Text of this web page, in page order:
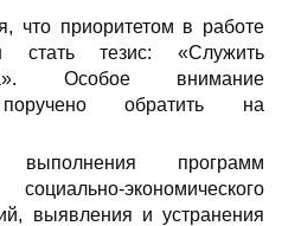
что приоритетом в работе
стать тезис: «Служить
Особое внимание
поручено обратить на
выполнения программ
экономического
выявления и устранения